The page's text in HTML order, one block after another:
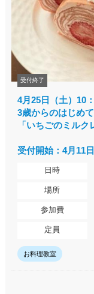
受付終了
4月25日（土）10
3歳からのはじめ
「いちごのミルク
受付開始：4月11
日時
場所
参加費
定員
お料理教室